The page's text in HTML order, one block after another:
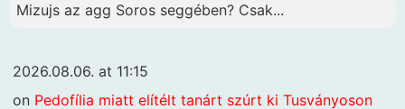
Mizujs az agg Soros seggében? Csak...
2026.08.06. at 11:15
on Pedofília miatt elítélt tanárt szúrt ki Tusványoson